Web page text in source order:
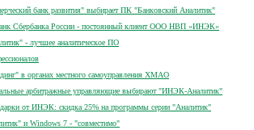
банк развития" выбирает ПК "Банковский Аналитик"
Сбербанка России - постоянный клиент ООО НВП «ИНЭК»
- лучшее аналитическое ПО
в органах местного самоуправления ХМАО
арбитражные управляющие выбирают "ИНЭК-Аналитик"
от ИНЭК: скидка 25% на программы серии "Аналитик"
и Windows 7 - "совместимо"